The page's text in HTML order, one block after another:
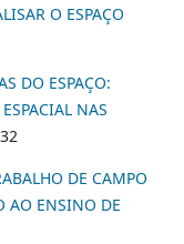
O ESPAÇO
DO ESPAÇO:
NAS
32
DE CAMPO
AO ENSINO DE